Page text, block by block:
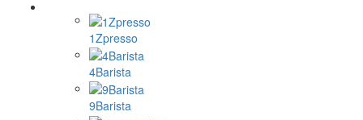
1Zpresso
4Barista
9Barista